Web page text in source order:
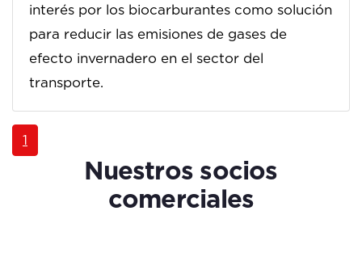
interés por los biocarburantes como solución
para reducir las emisiones de gases de
efecto invernadero en el sector del
transporte.
1
Nuestros socios
comerciales